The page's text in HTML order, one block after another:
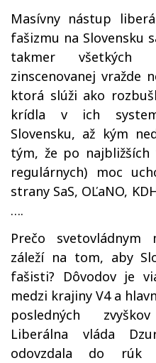
Masívny nástup
fašizmu na Slovensku
takmer všetkých
zinscenovanej vražde
ktorá slúži ako
krídla v ich
Slovensku, až kým
tým, že po najbližších
regulárnych) moc
strany SaS, OĽaNO,
….
Prečo
záleží na tom, aby
fašisti? Dôvodov je
medzi krajiny V4 a
posledných
Liberálna vláda
odovzdala do rúk